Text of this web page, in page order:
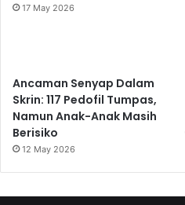
17 May 2026
Ancaman Senyap Dalam
Skrin: 117 Pedofil Tumpas,
Namun Anak-Anak Masih
Berisiko
12 May 2026